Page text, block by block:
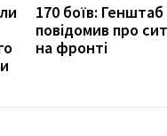
170 боїв: Генштаб
повідомив про
на фронті